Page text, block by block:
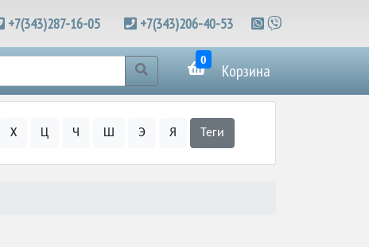
+7(343)287-16-05 +7(343)206-40-53
0
Корзина
Х Ц Ч Ш Э Я Теги